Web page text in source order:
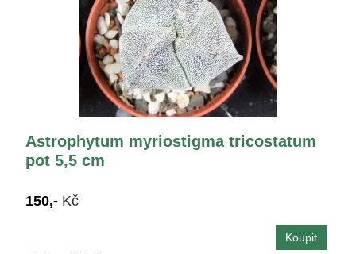
Astrophytum myriostigma tricostatum
pot 5,5 cm
150,- Kč